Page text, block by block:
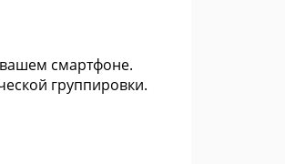
смартфоне.
группировки.